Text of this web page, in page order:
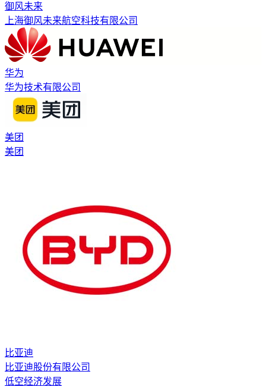
御风未来
上海御风未来航空科技有限公司
华为
华为技术有限公司
美团
美团
比亚迪
比亚迪股份有限公司
低空经济发展